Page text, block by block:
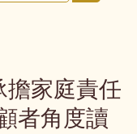
擔家庭責任
者角度讀